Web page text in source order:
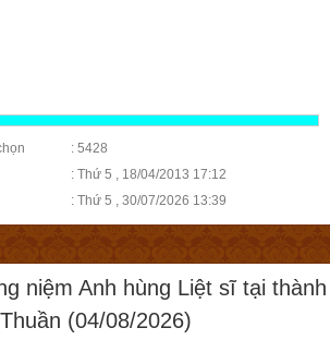
: 5428
: Thứ 5 , 18/04/2013 17:12
: Thứ 5 , 30/07/2026 13:39
niệm Anh hùng Liệt sĩ tại
(04/08/2026)